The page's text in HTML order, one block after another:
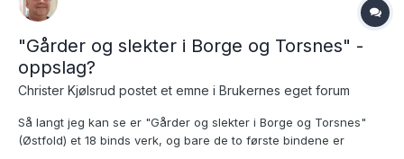
"Gårder og slekter i Borge og Torsnes" -
oppslag?
Christer Kjølsrud postet et emne i Brukernes eget forum
Så langt jeg kan se er "Gårder og slekter i Borge og Torsnes"
(Østfold) et 18 binds verk, og bare de to første bindene er